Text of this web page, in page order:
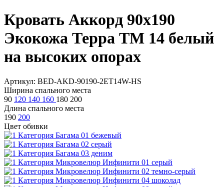
Кровать Аккорд 90х190
Экокожа Терра ТМ 14 белый
на высоких опорах
Артикул: BED-AKD-90190-2ET14W-HS
Ширина спального места
90 120 140 160 180 200
Длина спального места
190 200
Цвет обивки